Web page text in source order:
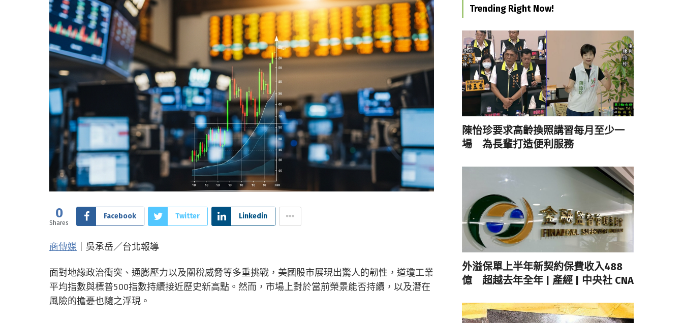
0
Shares
Facebook Twitter Linkedin
商傳媒 ｜吳承岳／台北報導
面對地緣政治衝突、通膨壓力以及關稅威脅等多重挑戰，美國股市展現出驚人的韌性，道瓊工業
平均指數與標普500指數持續接近歷史新高點。然而，市場上對於當前榮景能否持續，以及潛在
風險的擔憂也隨之浮現。
Trending Right Now!
陳怡珍要求高齡換照講習每月至少一
場 為長輩打造便利服務
外溢保單上半年新契約保費收入488
億 超越去年全年 | 產經 | 中央社 CNA